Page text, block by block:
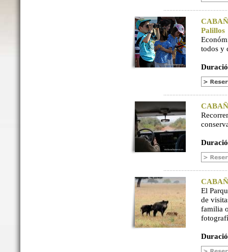
Palillos
todos y
El
de
familia